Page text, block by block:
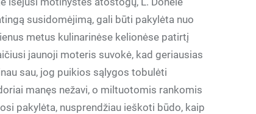
susidomėjimą, gali būti pakylėta nuo
metus kulinarinėse kelionėse patirtį
jaunoji moteris suvokė, kad geriausias
sau, jog puikios sąlygos tobulėti
manęs nežavi, o miltuotomis rankomis
pakylėta, nusprendžiau ieškoti būdo, kaip